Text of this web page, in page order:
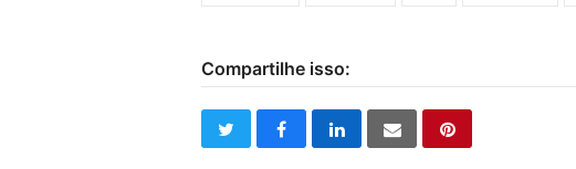
Compartilhe isso:
twitterfacebooklinkedinemail pinterest